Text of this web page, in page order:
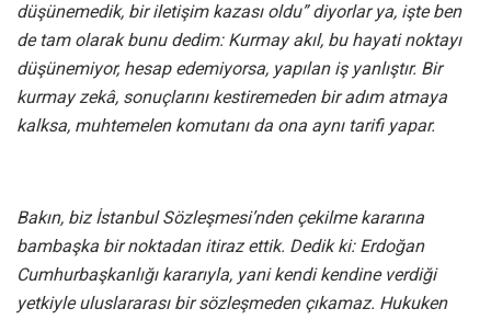
düşünemedik, bir iletişim kazası oldu” diyorlar ya, işte ben
de tam olarak bunu dedim: Kurmay akıl, bu hayati noktayı
düşünemiyor, hesap edemiyorsa, yapılan iş yanlıştır. Bir
kurmay zekâ, sonuçlarını kestiremeden bir adım atmaya
kalksa, muhtemelen komutanı da ona aynı tarifi yapar.
Bakın, biz İstanbul Sözleşmesi’nden çekilme kararına
bambaşka bir noktadan itiraz ettik. Dedik ki: Erdoğan
Cumhurbaşkanlığı kararıyla, yani kendi kendine verdiği
yetkiyle uluslararası bir sözleşmeden çıkamaz. Hukuken